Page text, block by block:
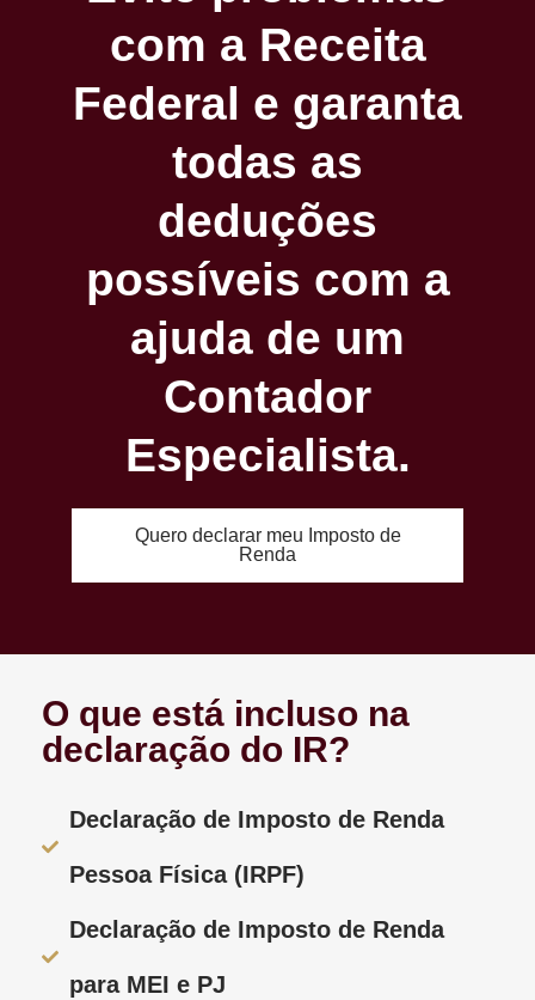
com a Receita
Federal e garanta
todas as
deduções
possíveis com a
ajuda de um
Contador
Especialista.
Quero declarar meu Imposto de
Renda
O que está incluso na
declaração do IR?
Declaração de Imposto de Renda
Pessoa Física (IRPF)
Declaração de Imposto de Renda
para MEI e PJ